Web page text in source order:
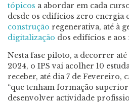
tópicos a abordar em cada
desde os edifícios zero energia
construção regenerativa, até à
digitalização dos edifícios e
Nesta fase piloto, a decorrer
2024, o IPS vai acolher 10
receber, até dia 7 de Fevereiro,
“que tenham formação
desenvolver actividade